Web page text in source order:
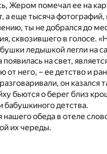
Жером помечал ее на
а еще тысяча фотографий,
ты не добрался до
сквозившего в голосе.
ледышкой легли на
появилась на свет,
от него, – ее детство и
он
бьются о берег близ
бабушкиного детства.
обеда в отеле
их череды.